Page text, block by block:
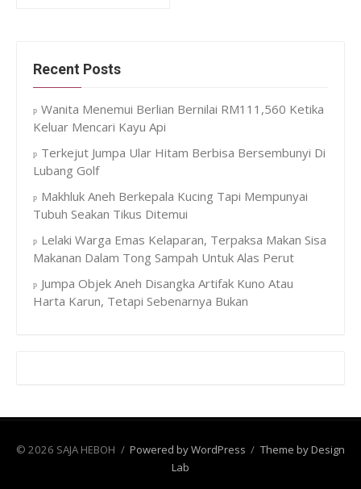
Recent Posts
Wanita Menemui Berlian Bernilai RM111,560 Ketika
Keluar Mencari Kayu Api
Terkejut Jumpa Ular Hitam Berbisa Bersembunyi Di
Lubang Golf
Makhluk Aneh Berkepala Kucing Tapi Mempunyai
Tubuh Seakan Tikus Ditemui
Lelaki Warga Emas Kelaparan, Terpaksa Makan Sisa
Makanan Dalam Tong Sampah Untuk Alas Perut
Jumpa Objek Aneh Disangka Artifak Kuno Atau
Harta Karun, Tetapi Sebenarnya Bukan
© 2026 SAJA HEBOH / Powered by WordPress / Theme by Design
Lab